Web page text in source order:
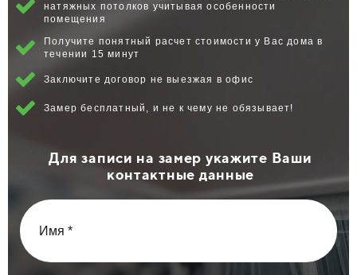
натяжных потолков учитывая особенности
помещения
Получите понятный расчет стоимости у Вас дома в
течении 15 минут
Заключите договор не выезжая в офис
Замер бесплатный, и не к чему не обязывает!
Для записи на замер укажите Ваши
контактные данные